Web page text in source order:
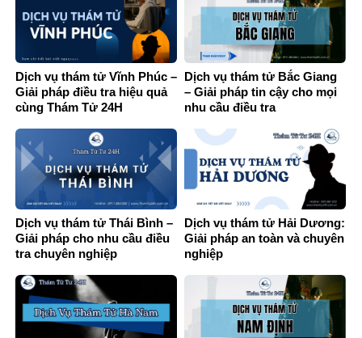
Dịch vụ thám tử Vĩnh Phúc –
Giải pháp điều tra hiệu quả
cùng Thám Tử 24H
Dịch vụ thám tử Bắc Giang
– Giải pháp tin cậy cho mọi
nhu cầu điều tra
Dịch vụ thám tử Thái Bình –
Giải pháp cho nhu cầu điều
tra chuyên nghiệp
Dịch vụ thám tử Hải Dương:
Giải pháp an toàn và chuyên
nghiệp